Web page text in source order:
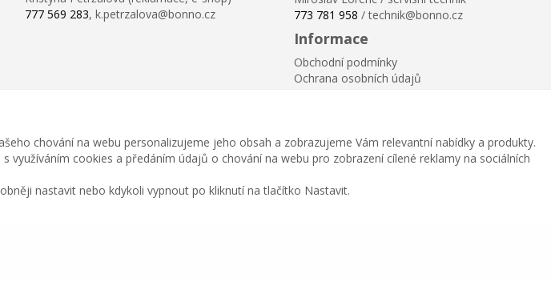
777 569 283, k.petrzalova@bonno.cz
773 781 958 / technik@bonno.cz
Informace
Obchodní podmínky
Ochrana osobních údajů
Velikostní tabulka
Nastavení soukromí
chování na webu personalizujeme jeho obsah a zobrazujeme Vám relevantní nabídky a produkty.
využíváním cookies a předáním údajů o chování na webu pro zobrazení cílené reklamy na sociálních
nastavit nebo kdykoli vypnout po kliknutí na tlačítko Nastavit.